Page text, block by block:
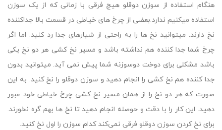
هنگام استفاده از سوزن دوقلو هیچ فرقی با زمانی که از یک سوزن
استفاده میکنیم ندارد.بعضی از چرخ های خیاطی در قسمت بالا جداکننده
نخ دارند. میتوانید نخ ها را به راحتی از شیارهای جدا رد کنید. اما اگر
چرخ شما جدا کننده هم نداشته باشد و مسیر نخ کشی هر دو نخ یکی
باشد مشکلی برای دوخت دوسوزنه شما پیش نمی آید. میتوانید بدون
جدا کننده هم نخ کشی را انجام دهید و سوزن دوقلو را نخ کنید. به این
صورت که هر دو نخ را از همان مسیر نخ کشی چرخ خیاطی خود عبور
دهید. این کار را با دقت و حوصله انجام دهید تا نخ ها بهم گره نخورند.
برای نخ کردن سوزن دوقلو فرقی نمی‌کند کدام سوزن را اول نخ کنید.